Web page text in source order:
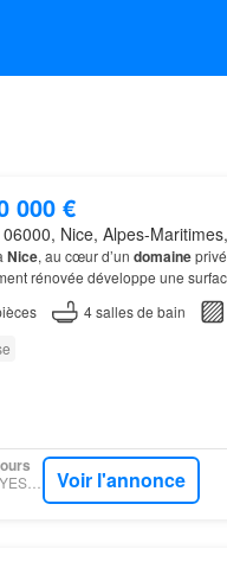
000 €
Nice, Alpes-
Nice, au cœur d’un domaineprivé
rénovée développe une
de quatre chambres, complétées
4salles de bain
LUXURYESTATE Voir l'annonce